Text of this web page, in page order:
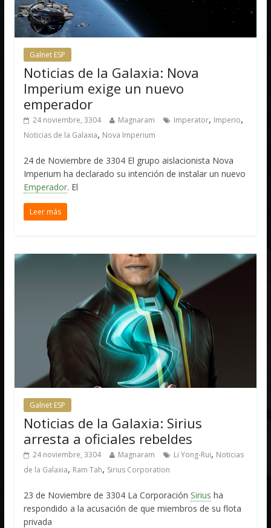
Galnet ESP
Noticias de la Galaxia: Nova
Imperium exige un nuevo
emperador
24 noviembre, 3304 Magnaram Imperator, Imperio,
Noticias de la Galaxia, Nova Imperium
24 de Noviembre de 3304 El grupo aislacionista Nova
Imperium ha declarado su intención de instalar un nuevo
Emperador. El
Leer más
Galnet ESP
Noticias de la Galaxia: Sirius
arresta a oficiales rebeldes
24 noviembre, 3304 Magnaram Li Yong-Rui, Noticias
de la Galaxia, Ram Tah, Sirius Corporation
23 de Noviembre de 3304 La CorporaciónSirius ha
respondido a la acusación de que miembros de su flota
privada